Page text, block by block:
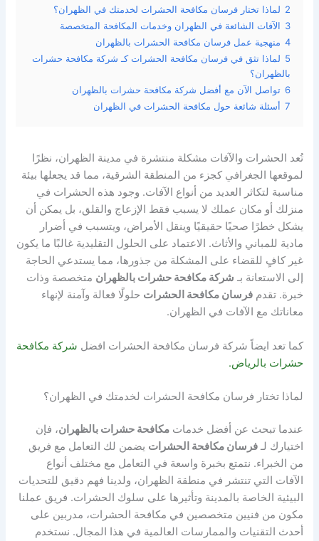
2 لماذا تختار فرسان مكافحة الحشرات لخدمتك في الظهران؟
3 الآفات الشائعة في الظهران وخدمات المكافحة المتخصصة
4 منهجية عمل فرسان مكافحة الحشرات بالظهران
5 لماذا تثق في فرسان مكافحة الحشرات كـ شركة مكافحة حشرات
بالظهران؟
6 تواصل الآن مع أفضل شركة مكافحة حشرات بالظهران
7 أسئلة شائعة حول مكافحة الحشرات في الظهران
تُعد الحشرات والآفات مشكلة منتشرة في مدينة الظهران، نظرًا
لموقعها الجغرافي كجزء من المنطقة الشرقية، مما قد يجعلها بيئة
مناسبة لتكاثر العديد من أنواع الآفات. وجود هذه الحشرات في
منزلك أو مكان عملك لا يسبب فقط الإزعاج والقلق، بل يمكن أن
يشكل خطرًا صحيًا حقيقيًا وينقل الأمراض، ويتسبب في أضرار
مادية للمباني والأثاث. الاعتماد على الحلول التقليدية غالبًا ما يكون
غير كافٍ للقضاء على المشكلة من جذورها، مما يستدعي الحاجة
إلى الاستعانة بـ شركة مكافحة حشرات بالظهران متخصصة وذات
خبرة. تقدمفرسان مكافحة الحشرات حلولًا فعالة وآمنة لإنهاء
معاناتك مع الآفات في الظهران.
كما تعد ايضاً شركة فرسان مكافحة الحشرات افضل شركة مكافحة
حشرات بالرياض.
لماذا تختار فرسان مكافحة الحشرات لخدمتك في الظهران؟
عندما تبحث عن أفضل خدماتمكافحة حشرات بالظهران، فإن
اختيارك لـفرسان مكافحة الحشرات يضمن لك التعامل مع فريق
من الخبراء. نتمتع بخبرة واسعة في التعامل مع مختلف أنواع
الآفات التي تنتشر في منطقة الظهران، ولدينا فهم دقيق للتحديات
البيئية الخاصة بالمدينة وتأثيرها على سلوك الحشرات. فريق عملنا
مكون من فنيين متخصصين في مكافحة الحشرات، مدربين على
أحدث التقنيات والممارسات العالمية في هذا المجال. نستخدم